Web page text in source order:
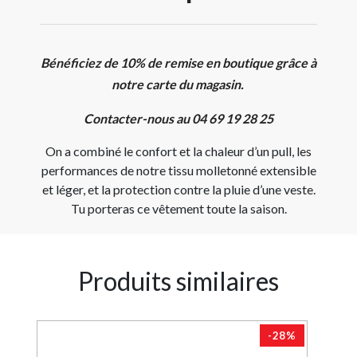
Bénéficiez de 10% de remise en boutique grâce à
notre carte du magasin.
Contacter-nous au 04 69 19 28 25
On a combiné le confort et la chaleur d’un pull, les
performances de notre tissu molletonné extensible
et léger, et la protection contre la pluie d’une veste.
Tu porteras ce vêtement toute la saison.
Produits similaires
-28%